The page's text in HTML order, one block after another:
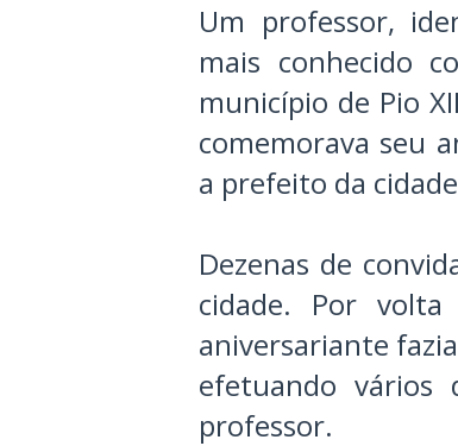
Um professor,
mais conhecido
município de Pio
comemorava seu
a prefeito da
Dezenas de
cidade. Por
aniversariante
efetuando
professor.